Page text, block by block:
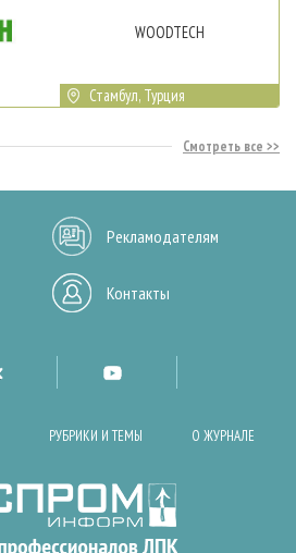
WOODTECH
Стамбул, Турция
Смотреть все
Рекламодателям
Контакты
РУБРИКИ И ТЕМЫ О ЖУРНАЛЕ